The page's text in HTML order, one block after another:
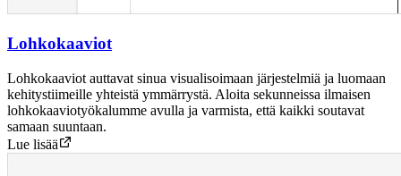
Lohkokaaviot
Lohkokaaviot auttavat sinua visualisoimaan järjestelmiä ja luomaan
kehitystiimeille yhteistä ymmärrystä. Aloita sekunneissa ilmaisen
lohkokaaviotyökalumme avulla ja varmista, että kaikki soutavat
samaan suuntaan.
Lue lisää